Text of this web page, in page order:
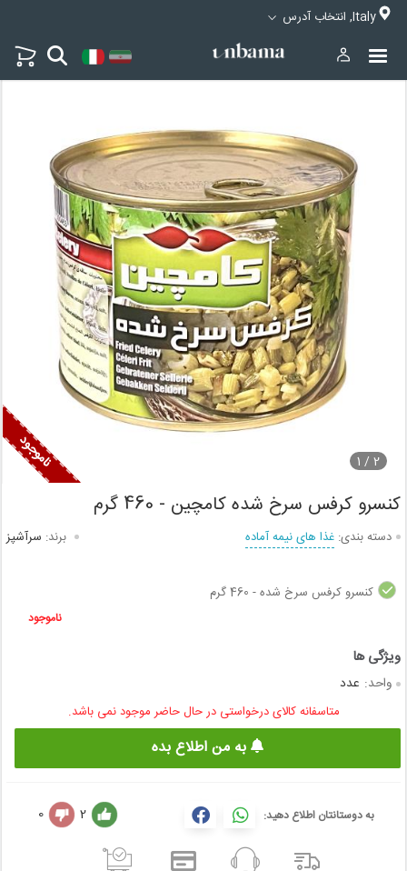
Italy, انتخاب آدرس
2 /
1
کنسرو کرفس سرخ شده کامچین - 460 گرم
دسته بندی: غذا های نیمه آماده برند: سرآشپز
کنسرو کرفس سرخ شده - 460 گرم
ناموجود
واحد: عدد
متاسفانه کالای درخواستی در حال حاضر موجود نمی باشد.
به من اطلاع بده
به دوستانتان اطلاع دهید: 2
0